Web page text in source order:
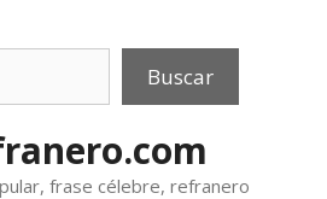
Buscar
frase célebre, refranero